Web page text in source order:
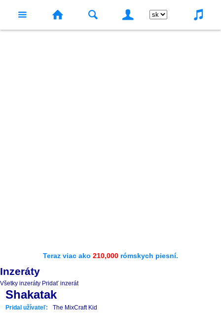
Teraz viac ako 210,000 rómskych piesní.
Inzeráty
Všetky inzeráty Pridať inzerát
Shakatak
Pridal užívateľ: The MixCraft Kid